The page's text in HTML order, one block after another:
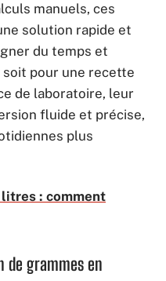
manuels, ces
solution rapide et
du temps et
soit pour une recette
de laboratoire, leur
fluide et précise,
plus
: comment
de grammes en